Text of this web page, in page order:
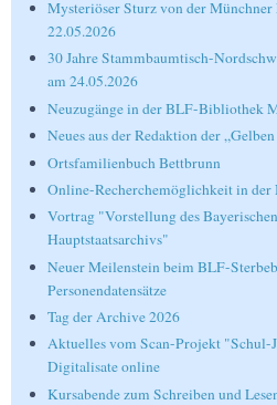
Mysteriöser Sturz von der
22.05.2026
30 Jahre Stammbaumtisch-
am 24.05.2026
Neuzugänge in der BLF-Bibliothek
Neues aus der Redaktion der
Ortsfamilienbuch Bettbrunn
Online-Recherchemöglichkeit in
Vortrag "Vorstellung des
Hauptstaatsarchivs"
Neuer Meilenstein beim BLF-
Personendatensätze
Tag der Archive 2026
Aktuelles vom Scan-Projekt "Schul-
Digitalisate online
Kursabende zum Schreiben und